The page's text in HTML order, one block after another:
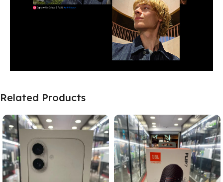
Related Products